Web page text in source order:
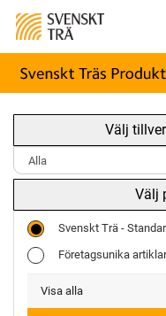
Välj
Välj
Svenskt Trä -
Företagsunika artiklar
Visa alla